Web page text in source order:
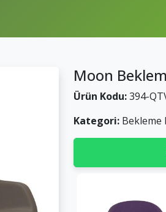
Moon
Ürün Kodu:394-
Kategori: Bekleme